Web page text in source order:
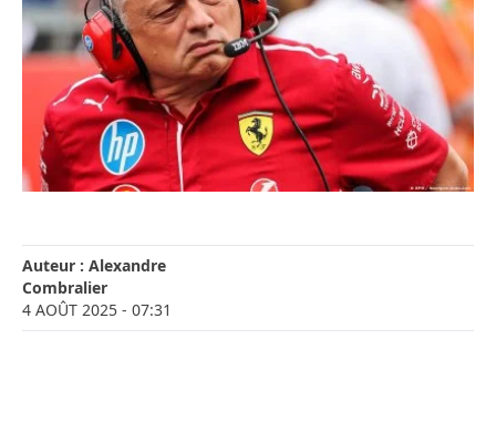
Auteur : Alexandre
Combralier
4 AOÛT 2025 - 07:31